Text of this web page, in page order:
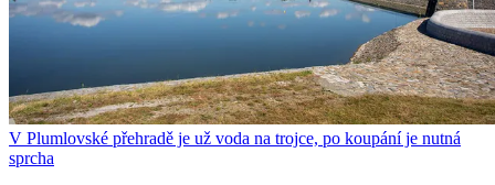
V Plumlovské přehradě je už voda na trojce, po koupání je nutná
sprcha